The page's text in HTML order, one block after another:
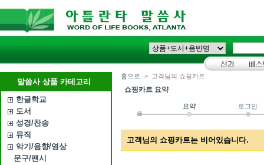
말씀사 상품 카테고리
한글학교
도서
성경/찬송
뮤직
악기/음향/영상
문구/팬시
홈으로 > 고객님의 쇼핑카트
쇼핑카트 요약
요약 로그인
고객님의 쇼핑카트는 비어있습니다.